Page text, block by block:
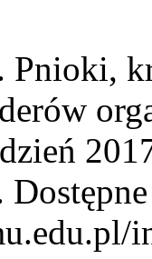
Pnioki,